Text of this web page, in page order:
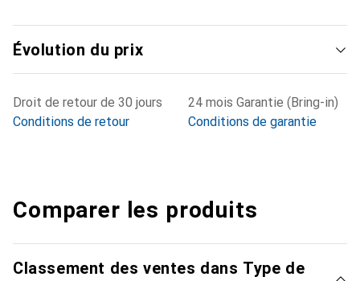
Évolution du prix
Droit de retour de 30 jours
Conditions de retour
24 mois Garantie (Bring-in)
Conditions de garantie
Comparer les produits
Classement des ventes dans Type de